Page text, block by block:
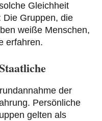
Gleichheit
Die Gruppen, die
weiße Menschen,
erfahren.
der
Persönliche
gelten als